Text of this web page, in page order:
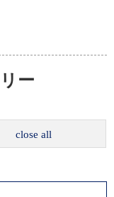
ー
close all